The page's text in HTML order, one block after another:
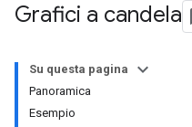
Grafici a candela
Su questa pagina
Panoramica
Esempio